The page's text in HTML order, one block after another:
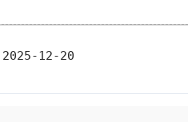
2025-12-20